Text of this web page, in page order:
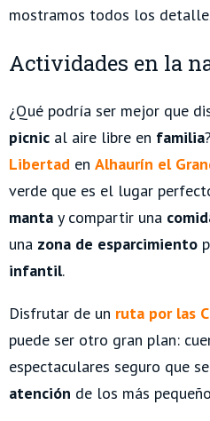
mostramos todos los
Actividades en la
¿Qué podría ser mejor que
picnic al aire libre en familia
Libertad en Alhaurín el
verde que es el lugar
manta y compartir una
una zona de esparcimiento
infantil.
Disfrutar de un ruta por las
puede ser otro gran plan:
espectaculares seguro que
atención de los más